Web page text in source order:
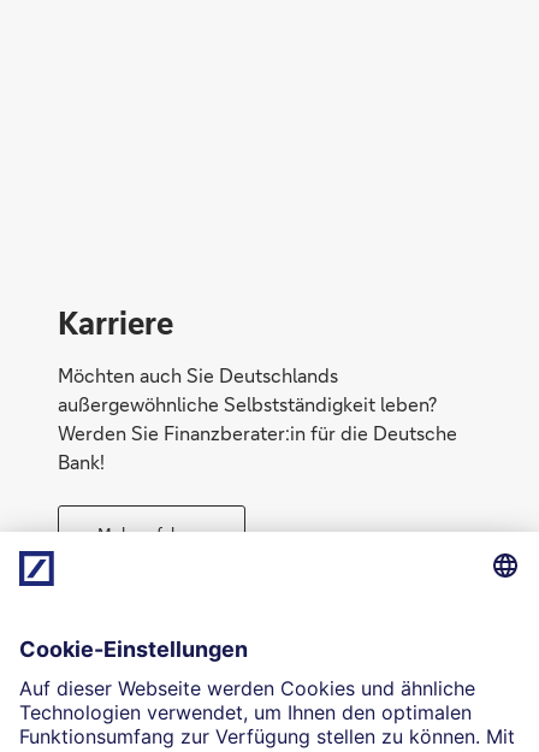
Risiken absichern
Gesundheit schützen
Karriere
Möchten auch Sie Deutschlands
außergewöhnliche Selbstständigkeit leben?
Werden Sie Finanzberater:in für die Deutsche
Bank!
Mehr erfahren
Die selbstständigen Finanzberater:innen beraten in